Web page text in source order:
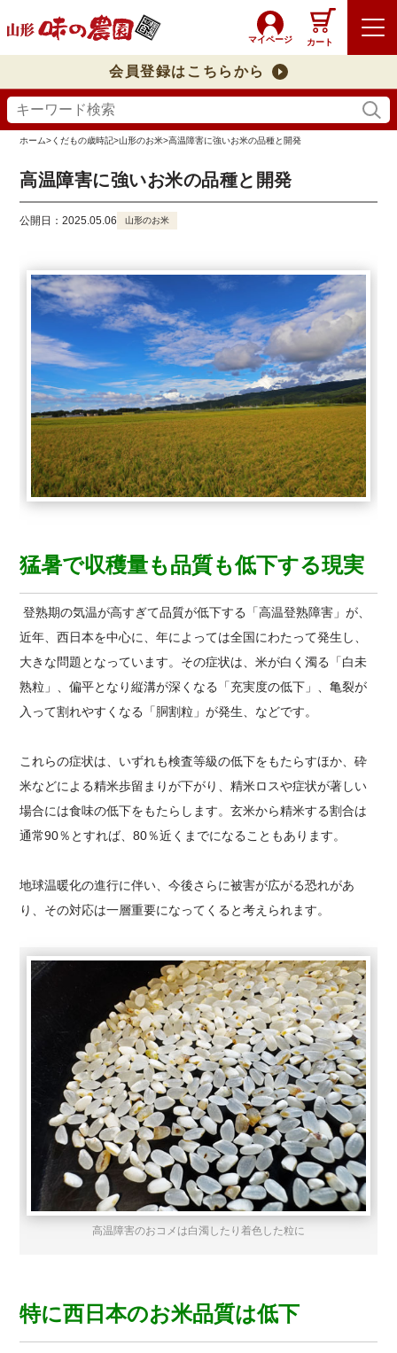
マイページ カート
会員登録はこちらから
ホーム>くだもの歳時記>山形のお米>高温障害に強いお米の品種と開発
高温障害に強いお米の品種と開発
公開日：2025.05.06 山形のお米
猛暑で収穫量も品質も低下する現実
登熟期の気温が高すぎて品質が低下する「高温登熟障害」が、
近年、西日本を中心に、年によっては全国にわたって発生し、
大きな問題となっています。その症状は、米が白く濁る「白未
熟粒」、偏平となり縦溝が深くなる「充実度の低下」、亀裂が
入って割れやすくなる「胴割粒」が発生、などです。
これらの症状は、いずれも検査等級の低下をもたらすほか、砕
米などによる精米歩留まりが下がり、精米ロスや症状が著しい
場合には食味の低下をもたらします。玄米から精米する割合は
通常90％とすれば、80％近くまでになることもあります。
地球温暖化の進行に伴い、今後さらに被害が広がる恐れがあ
り、その対応は一層重要になってくると考えられます。
高温障害のおコメは白濁したり着色した粒に
特に西日本のお米品質は低下